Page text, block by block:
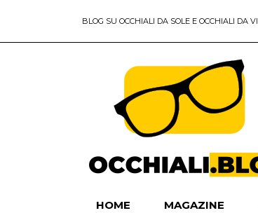
BLOG SU OCCHIALI DA SOLE E OCCHIALI DA
HOME MAGAZINE